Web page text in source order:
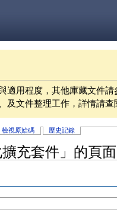
適用程度，其他庫藏文件請
及文件整理工作，詳情請查
檢視原始碼 歷史記錄
充套件」的頁面